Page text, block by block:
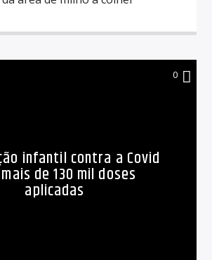
0
infantil contra a Covid
de 130 mil doses
aplicadas